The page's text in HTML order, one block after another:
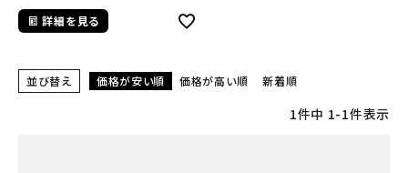
詳細を見る
並び替え 価格が安い順 価格が高い順 新着順
1件中 1-1件表示